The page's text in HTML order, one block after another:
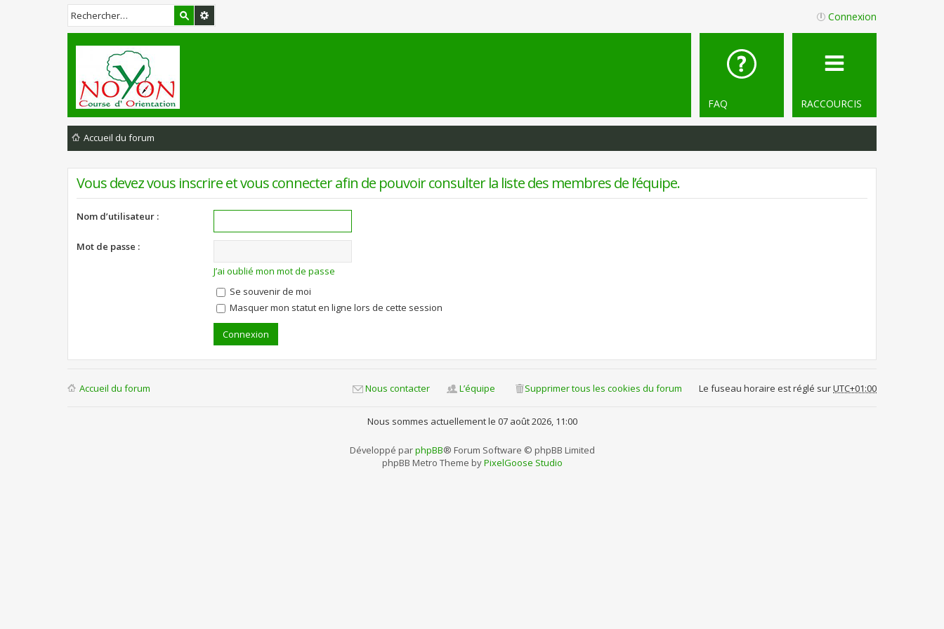
Connexion
RACCOURCIS
FAQ
Accueil du forum
Vous devez vous inscrire et vous connecter afin de pouvoir consulter la liste des membres de l’équipe.
Nom d’utilisateur :
Mot de passe :
J’ai oublié mon mot de passe
Se souvenir de moi
Masquer mon statut en ligne lors de cette session
Accueil du forum Le fuseau horaire est réglé surUTC+01:00
Supprimer tous les cookies du forum
L’équipe
Nous contacter
Nous sommes actuellement le 07 août 2026, 11:00
Développé parphpBB® Forum Software © phpBB Limited
phpBB Metro Theme byPixelGoose Studio